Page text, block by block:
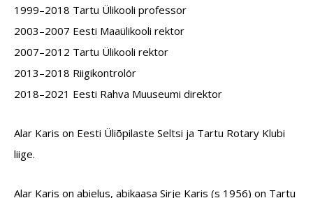
1999–2018 Tartu Ülikooli professor
2003–2007 Eesti Maaülikooli rektor
2007–2012 Tartu Ülikooli rektor
2013–2018 Riigikontrolör
2018–2021 Eesti Rahva Muuseumi direktor
Alar Karis on Eesti Üliõpilaste Seltsi ja Tartu Rotary Klubi
liige.
Alar Karis on abielus, abikaasa Sirje Karis (s 1956) on Tartu